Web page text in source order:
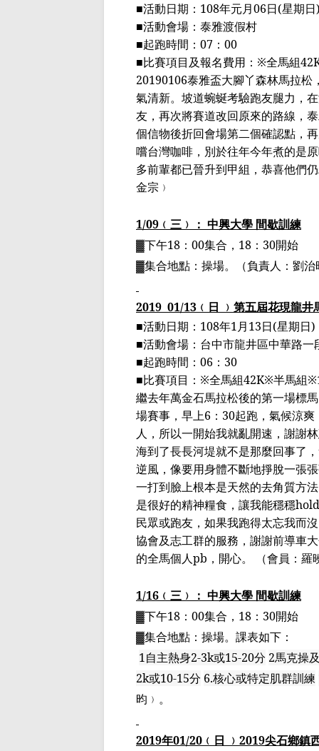
■活動日期： 108年元月06日(星期日
■活動會場：泰雅渡假村
■起跑時間： 07 ： 00
■比賽項目及報名費用： ※全馬組
20190106泰雅盃大腳丫森林馬拉松
氣清新。坡道蜿蜒考驗跑友腿力，
友，再次將賽道改回原來的路線，
個信物後折回會場第二個確認點，
嚐台灣咖啡，別於往年今年煮的是
多前輩都已晉升到甲組，恭喜他們
金宗﹚
1/09 ﹙三﹚： 中興大學 間歇訓練
▓下午18 ： 00集合， 18 ： 30開始
▓集合地點：操場。（負責人：劉治
2019 01/13 ﹙日 ﹚ 第五屆花現龍井
■活動日期： 108年1月13日(星期日)
■活動會場：台中市龍井區中華路一
■起跑時間： 06 ： 30
■比賽項目： ※全馬組42K※半馬組
繼去年萬金石馬拉松後的第一場標
場賽事，早上6 ： 30起跑，氣候涼
人，所以一開始我就亂開速，謝謝
海到了長長河堤就不是那麼回事了
逆風，像要用身體不斷地掙脫一張
一打到臉上根本是天然的去角質方
是很好的精神糧食，讓我能穩穩hold
民眾或跑友，如果我跑得太忘我而
協會及志工群的服務，謝謝前導車
的全馬個人pb ，開心。 （會員：羅
1/16 ﹙三﹚： 中興大學 間歇訓練
▓下午18 ： 00集合， 18 ： 30開始
▓集合地點：操場。課表如下：
1自主熱身2-3k或15-20分 2馬克操
2k或10-15分 6.核心或特定肌群訓練
昀﹚。
2019年01/20 ﹙日 ﹚ 2019尖石鄉鎮